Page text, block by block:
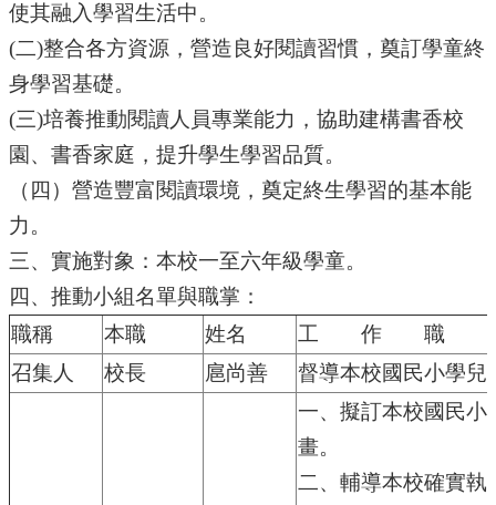
校
務
E
學
校
相
關
網
頁
學
校
相
關
辦
使其融入學習生活中。
(二)整合各方資源，營造良好閱讀習慣，奠訂學童終
身學習基礎。
(三)培養推動閱讀人員專業能力，協助建構書香校
園、書香家庭，提升學生學習品質。
（四）營造豐富閱讀環境，奠定終生學習的基本能
力。
三、實施對象：本校一至六年級學童。
四、推動小組名單與職掌：
職稱
本職 姓名
工 作 職
召集人
校長 扈尚善 督導本校國民小學兒
一、擬訂本校國民小
畫。
二、輔導本校確實執